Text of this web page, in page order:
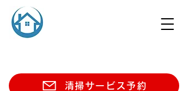
清掃サービス予約